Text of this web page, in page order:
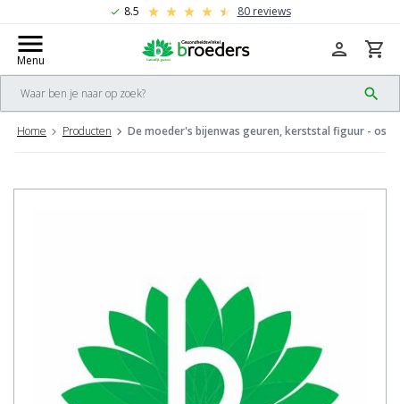
check 8.5 80 reviews
menu
Menu
search
person shopping_cart
Home Producten De moeder's bijenwas geuren, kerststal figuur - os